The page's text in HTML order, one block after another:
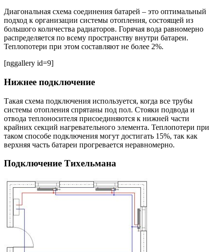
Диагональная схема соединения батарей – это оптимальный
подход к организации системы отопления, состоящей из
большого количества радиаторов. Горячая вода равномерно
распределяется по всему пространству внутри батареи.
Теплопотери при этом составляют не более 2%.
[nggallery id=9]
Нижнее подключение
Такая схема подключения используется, когда все трубы
системы отопления спрятаны под пол. Стояки подвода и
отвода теплоносителя присоединяются к нижней части
крайних секций нагревательного элемента. Теплопотери при
таком способе подключения могут достигать 15%, так как
верхняя часть батареи прогревается неравномерно.
Подключение Тихельмана